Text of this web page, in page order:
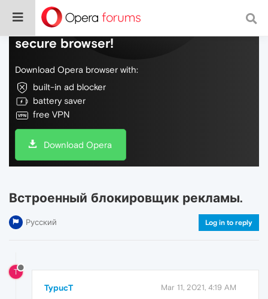
Do more on the web, with a fast and
secure browser!
Download Opera browser with:
built-in ad blocker
battery saver
free VPN
Download Opera
Встроенный блокировщик рекламы.
Русский Log in to reply
T
TypucT Mar 11, 2021, 4:19 AM